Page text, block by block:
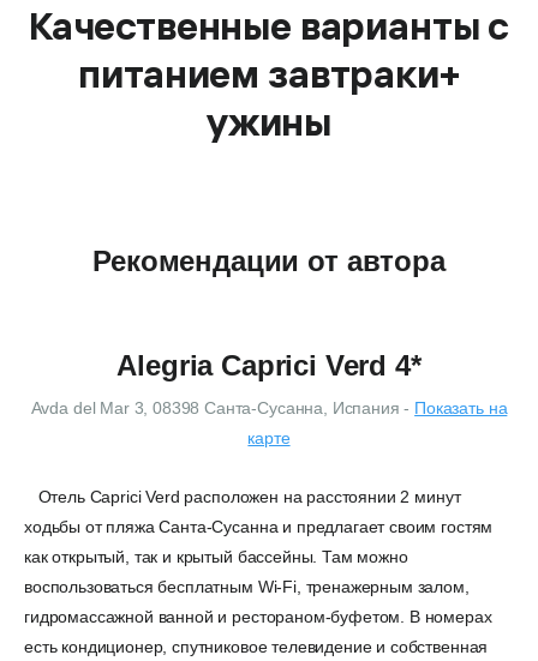
Качественные варианты с
питанием завтраки+
ужины
Рекомендации от автора
Alegria Caprici Verd 4*
Avda del Mar 3, 08398 Санта-Сусанна, Испания - Показать на
карте
Отель Caprici Verd расположен на расстоянии 2 минут
ходьбы от пляжа Санта-Сусанна и предлагает своим гостям
как открытый, так и крытый бассейны. Там можно
воспользоваться бесплатным Wi-Fi, тренажерным залом,
гидромассажной ванной и рестораном-буфетом. В номерах
есть кондиционер, спутниковое телевидение и собственная